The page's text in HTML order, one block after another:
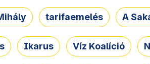
tarifaemelés A
Ikarus Víz Koalíció